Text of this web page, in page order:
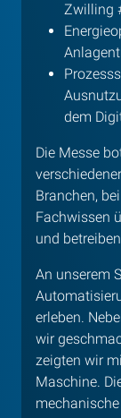
Zwilling
dem
Die Messe
Branchen,
Fachwissen
und
An unserem
erleben.
wir
zeigten wir
Maschine.
mechanische